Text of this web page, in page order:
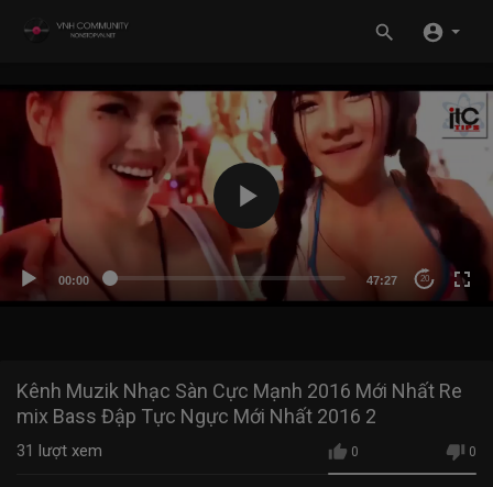
00:00 47:27 20
Kênh Muzik Nhạc Sàn Cực Mạnh 2016 Mới Nhất Re
mix Bass Đập Tực Ngực Mới Nhất 2016 2
0 0
31 lượt xem